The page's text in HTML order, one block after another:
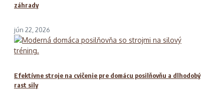
záhrady
jún 22, 2026
Efektívne stroje na cvičenie pre domácu posilňovňu a dlhodobý
rast sily